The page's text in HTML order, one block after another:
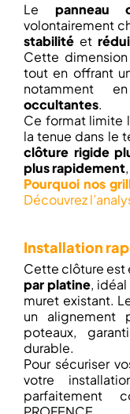
Le panneau
volontairement
stabilité et
Cette
tout en offrant
notamment
occultantes.
Ce format limite
la tenue dans le
clôture rigide
plus rapidement
Pourquoi nos
Découvrez
Installation
Cette clôture est
par platine,
muret existant.
un alignement
poteaux,
durable.
Pour sécuriser
votre
parfaitement